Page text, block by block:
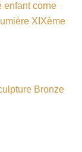
enfant corne
XIXème
Bronze